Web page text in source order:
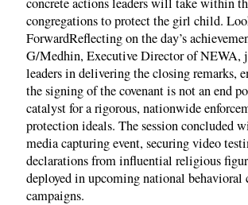
congregations to protect the girl child.
ForwardReflecting on the day’s
G/Medhin, Executive Director of NEWA,
leaders in delivering the closing remarks,
the signing of the covenant is not an end
catalyst for a rigorous, nationwide
protection ideals. The session concluded
media capturing event, securing video
declarations from influential religious
deployed in upcoming national behavioral
campaigns.